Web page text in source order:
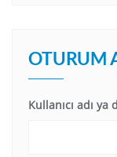
OTURUM
Kullanıcı adı